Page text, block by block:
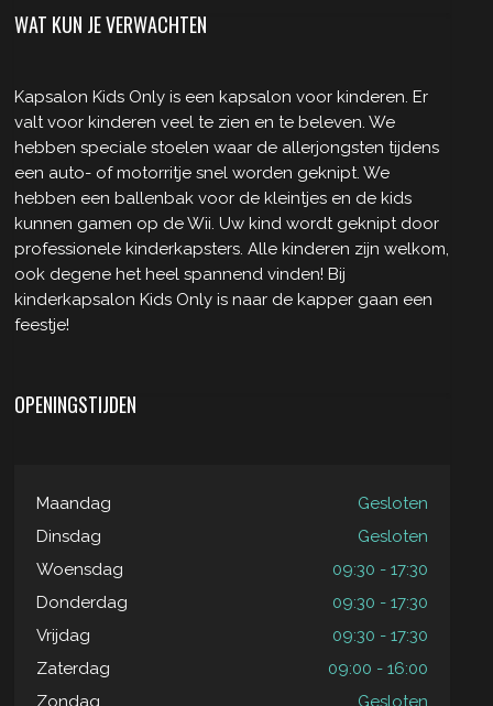
WAT KUN JE VERWACHTEN
Kapsalon Kids Only is een kapsalon voor kinderen. Er
valt voor kinderen veel te zien en te beleven. We
hebben speciale stoelen waar de allerjongsten tijdens
een auto- of motorritje snel worden geknipt. We
hebben een ballenbak voor de kleintjes en de kids
kunnen gamen op de Wii. Uw kind wordt geknipt door
professionele kinderkapsters. Alle kinderen zijn welkom,
ook degene het heel spannend vinden! Bij
kinderkapsalon Kids Only is naar de kapper gaan een
feestje!
OPENINGSTIJDEN
Maandag
Gesloten
Dinsdag
Gesloten
Woensdag
09:30 - 17:30
Donderdag
09:30 - 17:30
Vrijdag
09:30 - 17:30
Zaterdag
09:00 - 16:00
Zondag
Gesloten